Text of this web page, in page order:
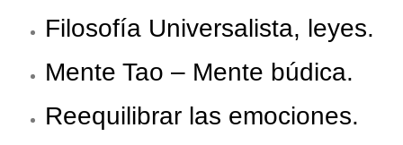
Filosofía Universalista, leyes.
Mente Tao – Mente búdica.
Reequilibrar las emociones.